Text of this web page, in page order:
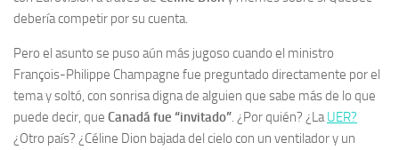
debería competir por su cuenta.
Pero el asunto se puso aún más jugoso cuando el ministro
François-Philippe Champagne fue preguntado directamente por el
tema y soltó, con sonrisa digna de alguien que sabe más de lo que
puede decir, que Canadá fue “invitado”. ¿Por quién? ¿LaUER?
¿Otro país? ¿Céline Dion bajada del cielo con un ventilador y un